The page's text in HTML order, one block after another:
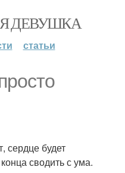
ДЕВУШКА
статьи
сердце будет
сводить с ума.